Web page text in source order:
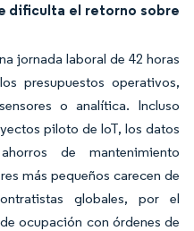
dificulta el retorno sobre
jornada laboral de 42 horas
presupuestos operativos,
o analítica. Incluso
piloto de IoT, los datos
de mantenimiento
más pequeños carecen de
globales, por el
ocupación con órdenes de